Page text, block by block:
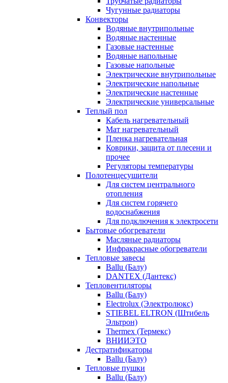
Чугунные радиаторы
Конвекторы
Водяные внутрипольные
Водяные настенные
Газовые настенные
Водяные напольные
Газовые напольные
Электрические внутрипольные
Электрические напольные
Электрические настенные
Электрические универсальные
Теплый пол
Кабель нагревательный
Мат нагревательный
Пленка нагревательная
Коврики, защита от плесени и
прочее
Регуляторы температуры
Полотенцесушители
Для систем центрального
отопления
Для систем горячего
водоснабжения
Для подключения к электросети
Бытовые обогреватели
Масляные радиаторы
Инфракрасные обогреватели
Тепловые завесы
Ballu (Балу)
DANTEX (Дантекс)
Тепловентиляторы
Ballu (Балу)
Electrolux (Электролюкс)
STIEBEL ELTRON (Штибель
Эльтрон)
Thermex (Термекс)
ВНИИЭТО
Дестратификаторы
Ballu (Балу)
Тепловые пушки
Ballu (Балу)